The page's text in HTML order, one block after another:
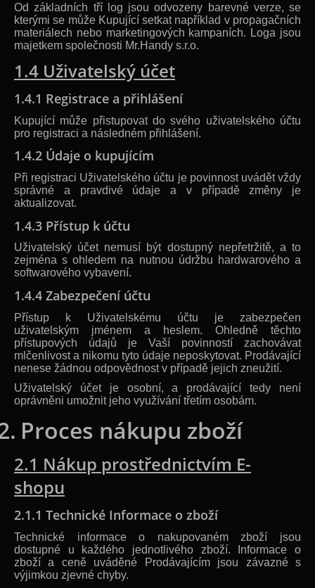
Od základních tří log jsou odvozeny barevné verze, se
kterými se může Kupující setkat například v propagačních
materiálech nebo marketingových kampaních. Loga jsou
majetkem společnosti Mr.Handy s.r.o.
1.4 Uživatelský účet
1.4.1 Registrace a přihlášení
Kupující může přistupovat do svého uživatelského účtu
pro registraci a následném přihlášení.
1.4.2 Údaje o kupujícím
Při registraci Uživatelského účtu je povinnost uvádět vždy
správné a pravdivé údaje a v případě změny je
aktualizovat.
1.4.3 Přístup k účtu
Uživatelský účet nemusí být dostupný nepřetržitě, a to
zejména s ohledem na nutnou údržbu hardwarového a
softwarového vybavení.
1.4.4 Zabezpečení účtu
Přístup k Uživatelskému účtu je zabezpečen
uživatelským jménem a heslem. Ohledně těchto
přístupových údajů je Vaší povinností zachovávat
mlčenlivost a nikomu tyto údaje neposkytovat. Prodávající
nenese žádnou odpovědnost v případě jejich zneužití.
Uživatelský účet je osobní, a prodávající tedy není
oprávněni umožnit jeho využívání třetím osobám.
Proces nákupu zboží
2.1 Nákup prostřednictvím E-
shopu
2.1.1 Technické Informace o zboží
Technické informace o nakupovaném zboží jsou
dostupné u každého jednotlivého zboží. Informace o
zboží a ceně uváděné Prodávajícím jsou závazné s
výjimkou zjevné chyby.